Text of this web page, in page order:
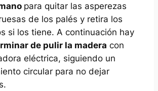
para quitar las asperezas
de los palés y retira los
si los tiene. A continuación hay
de pulir la madera con
eléctrica, siguiendo un
circular para no dejar